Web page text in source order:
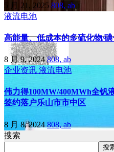
5 月 21, 2025 808, ab
液流电池
高能量、低成本的多硫化物/
8 月 9, 2024808, ab
企业资讯 液流电池
伟力得100MW/400MWh全钒
签约落户乐山市市中区
8 月 8, 2024808, ab
搜索
搜